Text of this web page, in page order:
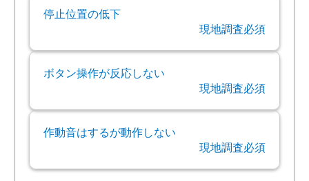
停止位置の低下
現地調査必須
ボタン操作が反応しない
現地調査必須
作動音はするが動作しない
現地調査必須